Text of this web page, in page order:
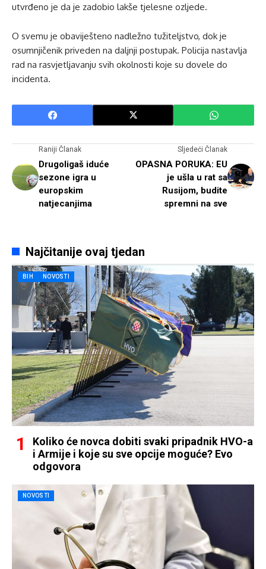
utvrđeno je da je zadobio lakše tjelesne ozljede.
O svemu je obaviješteno nadležno tužiteljstvo, dok je
osumnjičenik priveden na daljnji postupak. Policija nastavlja
rad na rasvjetljavanju svih okolnosti koje su dovele do
incidenta.
Raniji Članak
Drugoligaš iduće
sezone igra u
europskim
natjecanjima
Sljedeći Članak
OPASNA PORUKA: EU
je ušla u rat sa
Rusijom, budite
spremni na sve
Najčitanije ovaj tjedan
BIH NOVOSTI
Koliko će novca dobiti svaki pripadnik HVO-a
i Armije i koje su sve opcije moguće? Evo
odgovora
NOVOSTI